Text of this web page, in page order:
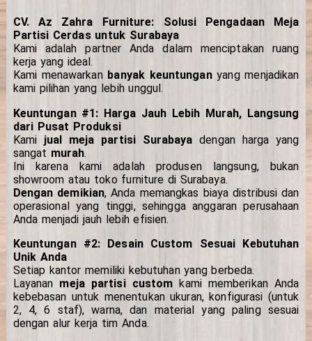
CV. Az Zahra Furniture: Solusi Pengadaan Meja
Partisi Cerdas untuk Surabaya
Kami adalah partner Anda dalam menciptakan ruang
kerja yang ideal.
Kami menawarkan banyak keuntunganyang menjadikan
kami pilihan yang lebih unggul.
Keuntungan #1: Harga Jauh Lebih Murah, Langsung
dari Pusat Produksi
Kami jual meja partisi Surabaya dengan harga yang
sangat murah.
Ini karena kami adalah produsen langsung, bukan
showroom atau toko furniture di Surabaya.
Dengan demikian, Anda memangkas biaya distribusi dan
operasional yang tinggi, sehingga anggaran perusahaan
Anda menjadi jauh lebih efisien.
Keuntungan #2: Desain Custom Sesuai Kebutuhan
Unik Anda
Setiap kantor memiliki kebutuhan yang berbeda.
Layanan meja partisi custom kami memberikan Anda
kebebasan untuk menentukan ukuran, konfigurasi (untuk
2, 4, 6 staf), warna, dan material yang paling sesuai
dengan alur kerja tim Anda.